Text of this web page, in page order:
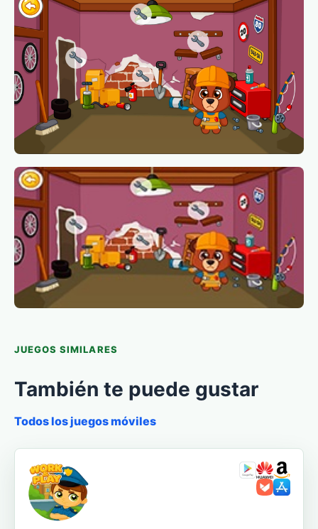
JUEGOS SIMILARES
También te puede gustar
Todos los juegos móviles